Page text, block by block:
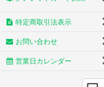
特定商取引法表示
お問い合わせ
営業日カレンダー